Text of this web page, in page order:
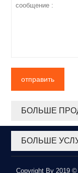
отправить
БОЛЬШЕ
БОЛЬШЕ
Copyright By 2019 ©